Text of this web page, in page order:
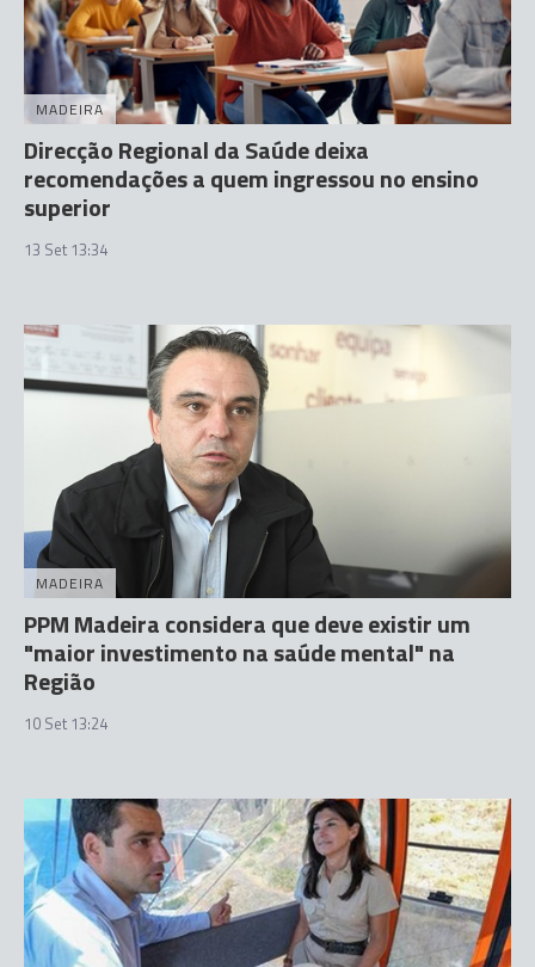
MADEIRA
Direcção Regional da Saúde deixa
recomendações a quem ingressou no ensino
superior
13 Set 13:34
MADEIRA
PPM Madeira considera que deve existir um
"maior investimento na saúde mental" na
Região
10 Set 13:24